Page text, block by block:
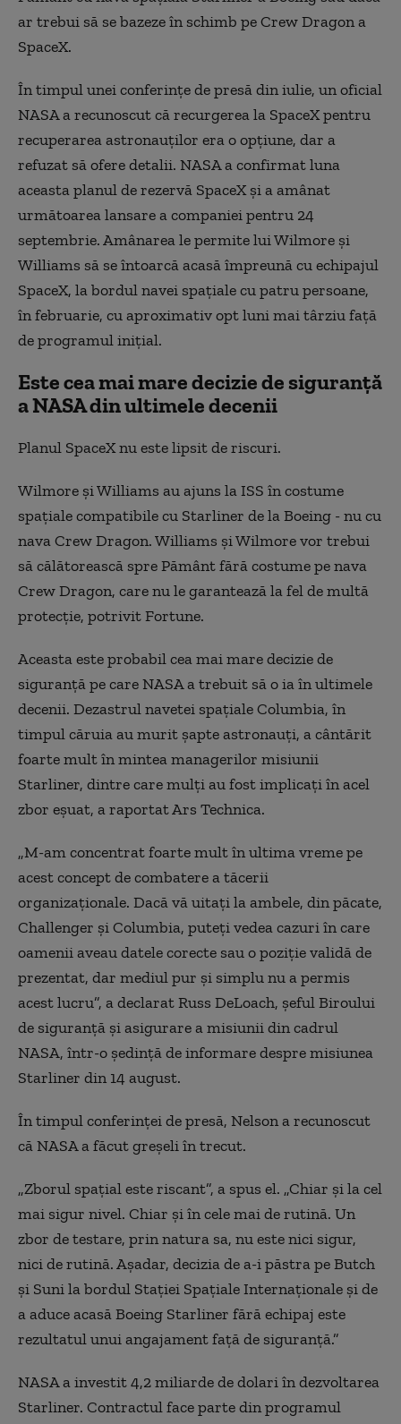
ar trebui să se bazeze în schimb pe Crew Dragon a
SpaceX.
În timpul unei conferințe de presă din iulie, un oficial
NASA a recunoscut că recurgerea la SpaceX pentru
recuperarea astronauților era o opțiune, dar a
refuzat să ofere detalii. NASA a confirmat luna
aceasta planul de rezervă SpaceX și a amânat
următoarea lansare a companiei pentru 24
septembrie. Amânarea le permite lui Wilmore și
Williams să se întoarcă acasă împreună cu echipajul
SpaceX, la bordul navei spațiale cu patru persoane,
în februarie, cu aproximativ opt luni mai târziu față
de programul inițial.
Este cea mai mare decizie de siguranță
a NASA din ultimele decenii
Planul SpaceX nu este lipsit de riscuri.
Wilmore și Williams au ajuns la ISS în costume
spațiale compatibile cu Starliner de la Boeing - nu cu
nava Crew Dragon. Williams și Wilmore vor trebui
să călătorească spre Pământ fără costume pe nava
Crew Dragon, care nu le garantează la fel de multă
protecție, potrivit Fortune.
Aceasta este probabil cea mai mare decizie de
siguranță pe care NASA a trebuit să o ia în ultimele
decenii. Dezastrul navetei spațiale Columbia, în
timpul căruia au murit șapte astronauți, a cântărit
foarte mult în mintea managerilor misiunii
Starliner, dintre care mulți au fost implicați în acel
zbor eșuat, a raportat Ars Technica.
„M-am concentrat foarte mult în ultima vreme pe
acest concept de combatere a tăcerii
organizaționale. Dacă vă uitați la ambele, din păcate,
Challenger și Columbia, puteți vedea cazuri în care
oamenii aveau datele corecte sau o poziție validă de
prezentat, dar mediul pur și simplu nu a permis
acest lucru”, a declarat Russ DeLoach, șeful Biroului
de siguranță și asigurare a misiunii din cadrul
NASA, într-o ședință de informare despre misiunea
Starliner din 14 august.
În timpul conferinței de presă, Nelson a recunoscut
că NASA a făcut greșeli în trecut.
„Zborul spațial este riscant”, a spus el. „Chiar și la cel
mai sigur nivel. Chiar și în cele mai de rutină. Un
zbor de testare, prin natura sa, nu este nici sigur,
nici de rutină. Așadar, decizia de a-i păstra pe Butch
și Suni la bordul Stației Spațiale Internaționale și de
a aduce acasă Boeing Starliner fără echipaj este
rezultatul unui angajament față de siguranță.”
NASA a investit 4,2 miliarde de dolari în dezvoltarea
Starliner. Contractul face parte din programul